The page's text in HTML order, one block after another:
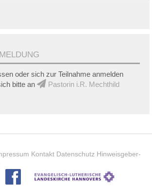
oder sich zur Teilnahme anmelden
bitte an
Pastorin i.R. Mechthild
Kontakt Datenschutz Hinweisgeber-